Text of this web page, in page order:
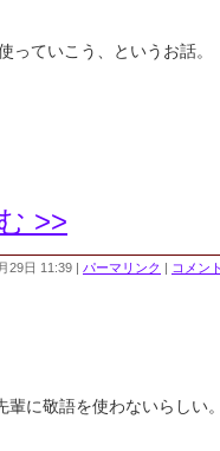
っていこう、というお話。
>>
29日 11:39 | パーマリンク | コメン
輩に敬語を使わないらしい